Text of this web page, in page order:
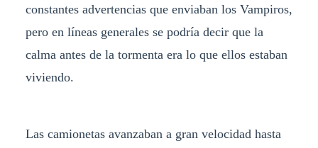
constantes advertencias que enviaban los Vampiros,
pero en líneas generales se podría decir que la
calma antes de la tormenta era lo que ellos estaban
viviendo.
Las camionetas avanzaban a gran velocidad hasta